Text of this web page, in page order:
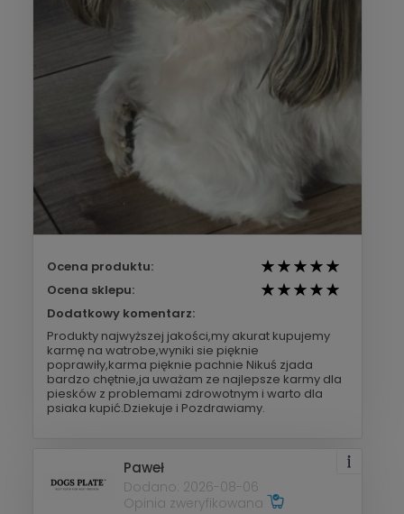
Ocena produktu:
Ocena sklepu:
Dodatkowy komentarz:
Produkty najwyższej jakości,my akurat kupujemy
karmę na watrobe,wyniki sie pięknie
poprawiły,karma pięknie pachnie Nikuś zjada
bardzo chętnie,ja uważam ze najlepsze karmy dla
piesków z problemami zdrowotnym i warto dla
psiaka kupić.Dziekuje i Pozdrawiamy.
Paweł
Dodano: 2026-08-06
Opinia zweryfikowana